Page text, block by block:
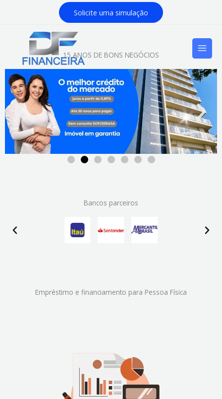
Solicite uma simulação
15 ANOS DE BONS NEGÓCIOS
Bancos parceiros
Empréstimo e financiamento para Pessoa Física